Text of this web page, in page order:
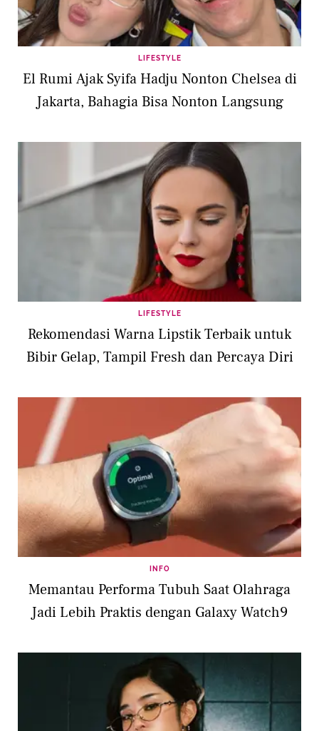
LIFESTYLE
El Rumi Ajak Syifa Hadju Nonton Chelsea di
Jakarta, Bahagia Bisa Nonton Langsung
LIFESTYLE
Rekomendasi Warna Lipstik Terbaik untuk
Bibir Gelap, Tampil Fresh dan Percaya Diri
INFO
Memantau Performa Tubuh Saat Olahraga
Jadi Lebih Praktis dengan Galaxy Watch9